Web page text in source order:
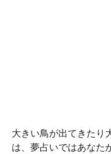
大きい鳥が出てきたり
は、夢占いではあなた